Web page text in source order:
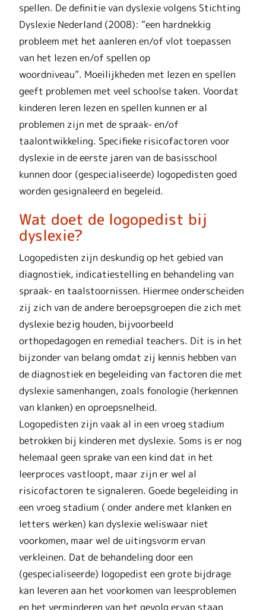
spellen. De definitie van dyslexie volgens Stichting
Dyslexie Nederland (2008): “een hardnekkig
probleem met het aanleren en/of vlot toepassen
van het lezen en/of spellen op
woordniveau”. Moeilijkheden met lezen en spellen
geeft problemen met veel schoolse taken. Voordat
kinderen leren lezen en spellen kunnen er al
problemen zijn met de spraak- en/of
taalontwikkeling. Specifieke risicofactoren voor
dyslexie in de eerste jaren van de basisschool
kunnen door (gespecialiseerde) logopedisten goed
worden gesignaleerd en begeleid.
Wat doet de logopedist bij
dyslexie?
Logopedisten zijn deskundig op het gebied van
diagnostiek, indicatiestelling en behandeling van
spraak- en taalstoornissen. Hiermee onderscheiden
zij zich van de andere beroepsgroepen die zich met
dyslexie bezig houden, bijvoorbeeld
orthopedagogen en remedial teachers. Dit is in het
bijzonder van belang omdat zij kennis hebben van
de diagnostiek en begeleiding van factoren die met
dyslexie samenhangen, zoals fonologie (herkennen
van klanken) en oproepsnelheid.
Logopedisten zijn vaak al in een vroeg stadium
betrokken bij kinderen met dyslexie. Soms is er nog
helemaal geen sprake van een kind dat in het
leerproces vastloopt, maar zijn er wel al
risicofactoren te signaleren. Goede begeleiding in
een vroeg stadium ( onder andere met klanken en
letters werken) kan dyslexie weliswaar niet
voorkomen, maar wel de uitingsvorm ervan
verkleinen. Dat de behandeling door een
(gespecialiseerde) logopedist een grote bijdrage
kan leveren aan het voorkomen van leesproblemen
en het verminderen van het gevolg ervan staan